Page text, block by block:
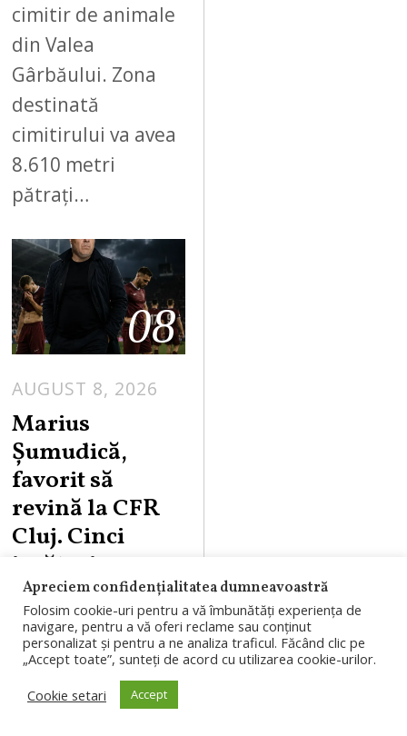
cimitir de animale
din Valea
Gârbăului. Zona
destinată
cimitirului va avea
8.610 metri
pătrați…
08
AUGUST 8, 2026
Marius
Șumudică,
favorit să
revină la CFR
Cluj. Cinci
jucători ar
putea pleca din
Gruia
Marius Șumudică
este favorit să
Apreciem confidențialitatea dumneavoastră
Folosim cookie-uri pentru a vă îmbunătăți experiența de
navigare, pentru a vă oferi reclame sau conținut
personalizat și pentru a ne analiza traficul. Făcând clic pe
„Accept toate”, sunteți de acord cu utilizarea cookie-urilor.
Cookie setari
Accept